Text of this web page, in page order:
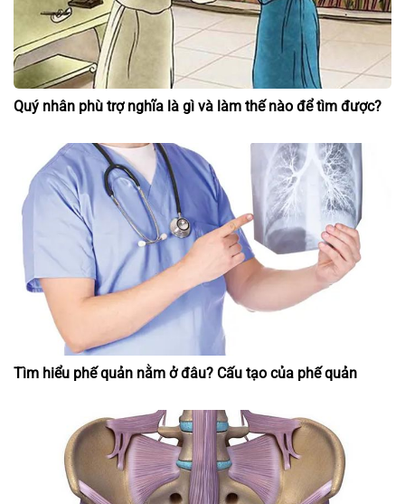
Quý nhân phù trợ nghĩa là gì và làm thế nào để tìm được?
Tìm hiểu phế quản nằm ở đâu? Cấu tạo của phế quản